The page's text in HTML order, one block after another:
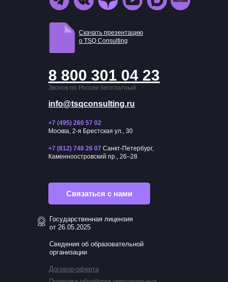
Скачать презентацию
о TSQ Consulting
8 800 301 04 23
Звонок по России бесплатный
+7 (812) 748 26 07 Санкт-Петербург,
Каменноостровский пр., 26–28
Связаться с нами
+7 (495) 260 57 02
Москва, 2-я Брестская ул., 30
Договор-оферта
info@tsqconsulting.ru
Сведения об образовательной
организации
Государственная лицензия
от 26.05.2025